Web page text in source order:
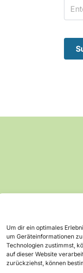
Um dir ein optimales
um Geräteinformationen
Technologien zustimmst,
auf dieser Website
zurückziehst, können
Kontakt